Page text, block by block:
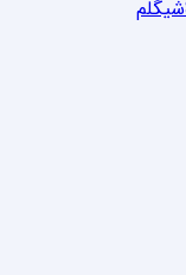
شیگلم